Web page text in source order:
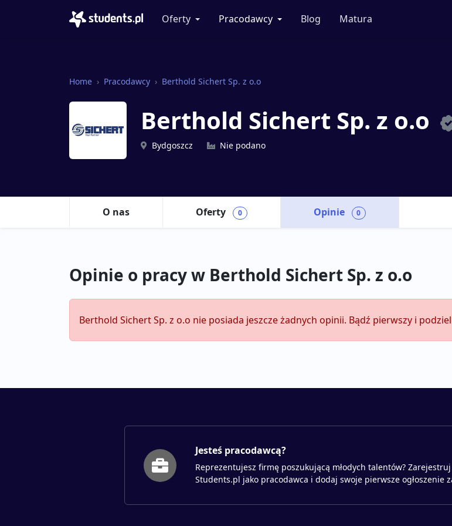
Oferty Pracodawcy Blog Matura
Home Pracodawcy Berthold Sichert Sp. z o.o
Berthold Sichert Sp. z o.o
Bydgoszcz Nie podano
O nas Oferty 0 Opinie 0
Opinie o pracy w Berthold Sichert Sp. z o.o
Berthold Sichert Sp. z o.o nie posiada jeszcze żadnych opinii. Bądź pierwszy i
Jesteś pracodawcą?
Reprezentujesz firmę poszukującą młodych talentów?
Students.pl jako pracodawca i dodaj swoje pierwsze ogłoszenie